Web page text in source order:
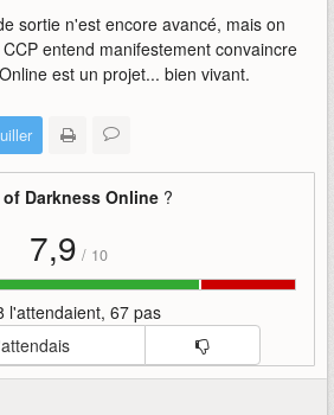
sortie n'est encore avancé, mais on
entend manifestement convaincre
est un projet... bien vivant.
Darkness Online ?
7,9 / 10
l'attendaient, 67 pas